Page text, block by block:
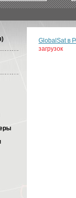
GlobalSat в
загрузок